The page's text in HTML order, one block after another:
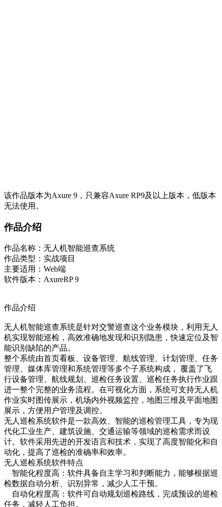
该作品版本为Axure 9，只兼容Axure RP9及以上版本，低版本
无法使用。
作品介绍
作品名称：无人机智能巡查系统
作品类型：实战项目
主要适用：Web端
软件版本：AxureRP 9
作品介绍
无人机智能巡查系统是针对交警巡查这个业务模块，利用无人
机实现智能巡检，高效准确地发现和识别隐患，快速定位及智
能识别缺陷的产品。
整个系统由首页看板、设备管理、航线管理、计划管理、任务
管理、媒体库管理和系统管理等多个子系统构成， 覆盖了飞
行设备管理、航线规划、巡检任务设置、巡检任务执行作业跟
进一整个完整的业务流程。在可视化方面，系统可支持无人机
作业实时图传展示，机场内外视频监控，地图三维及平面地图
展示，方便用户管理及调控。
无人巡检系统软件是一款高效、智能的巡检管理工具，专为现
代化工业生产、建筑设施、交通运输等领域的巡检需求而设
计。软件采用先进的开发语言和技术，实现了高度智能化和自
动化，提高了巡检的准确率和效率。
无人巡检系统软件特点
智能化程度高：软件具备自主学习和判断能力，能够根据巡
检数据自动分析、识别异常，减少人工干预。
自动化程度高：软件可自动规划巡检路线，完成预设的巡检
任务，减轻人工负担。